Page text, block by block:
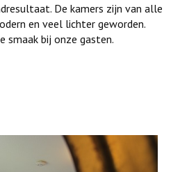
De kamers zijn van alle
en veel lichter geworden.
smaak bij onze gasten.